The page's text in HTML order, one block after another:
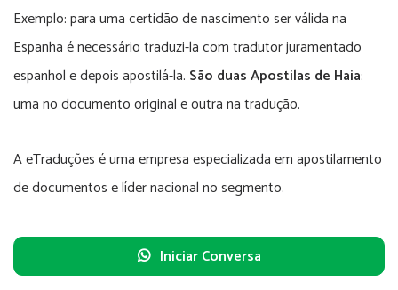
Exemplo: para uma certidão de nascimento ser válida na
Espanha é necessário traduzi-la com tradutor juramentado
espanhol e depois apostilá-la. São duas Apostilas de Haia:
uma no documento original e outra na tradução.
A eTraduções é uma empresa especializada em apostilamento
de documentos e líder nacional no segmento.
Iniciar Conversa